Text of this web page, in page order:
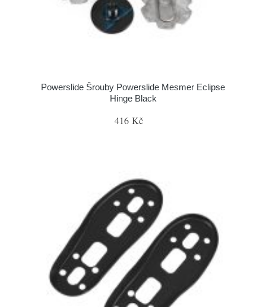
Powerslide Šrouby Powerslide Mesmer Eclipse
Hinge Black
416 Kč